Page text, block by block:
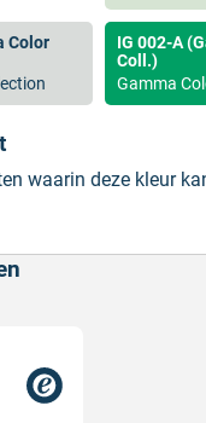
Color
IG 002-A
Coll.)
Gamma
waarin deze kleur